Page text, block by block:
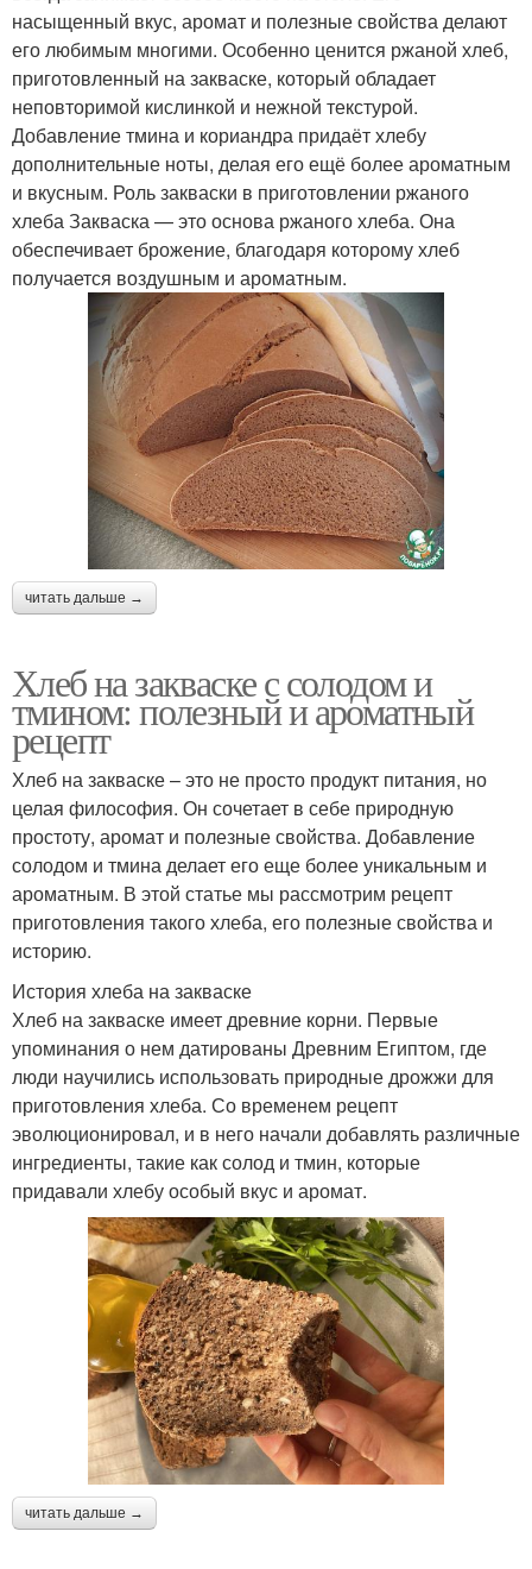
насыщенный вкус, аромат и полезные свойства делают
его любимым многими. Особенно ценится ржаной хлеб,
приготовленный на закваске, который обладает
неповторимой кислинкой и нежной текстурой.
Добавление тмина и кориандра придаёт хлебу
дополнительные ноты, делая его ещё более ароматным
и вкусным. Роль закваски в приготовлении ржаного
хлеба Закваска — это основа ржаного хлеба. Она
обеспечивает брожение, благодаря которому хлеб
получается воздушным и ароматным.
читать дальше →
Хлеб на закваске с солодом и
тмином: полезный и ароматный
рецепт
Хлеб на закваске – это не просто продукт питания, но
целая философия. Он сочетает в себе природную
простоту, аромат и полезные свойства. Добавление
солодом и тмина делает его еще более уникальным и
ароматным. В этой статье мы рассмотрим рецепт
приготовления такого хлеба, его полезные свойства и
историю.
История хлеба на закваске
Хлеб на закваске имеет древние корни. Первые
упоминания о нем датированы Древним Египтом, где
люди научились использовать природные дрожжи для
приготовления хлеба. Со временем рецепт
эволюционировал, и в него начали добавлять различные
ингредиенты, такие как солод и тмин, которые
придавали хлебу особый вкус и аромат.
читать дальше →